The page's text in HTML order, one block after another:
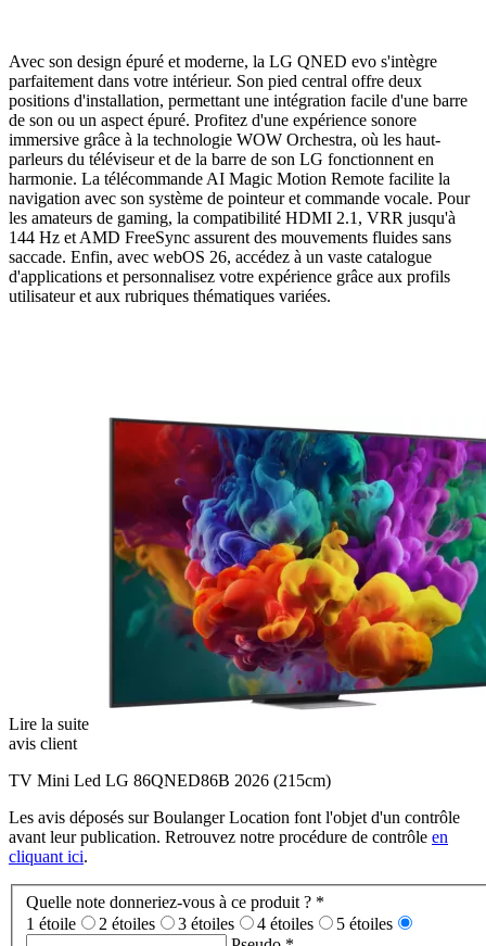
Avec son design épuré et moderne, la LG QNED evo s'intègre
parfaitement dans votre intérieur. Son pied central offre deux
positions d'installation, permettant une intégration facile d'une barre
de son ou un aspect épuré. Profitez d'une expérience sonore
immersive grâce à la technologie WOW Orchestra, où les haut-
parleurs du téléviseur et de la barre de son LG fonctionnent en
harmonie. La télécommande AI Magic Motion Remote facilite la
navigation avec son système de pointeur et commande vocale. Pour
les amateurs de gaming, la compatibilité HDMI 2.1, VRR jusqu'à
144 Hz et AMD FreeSync assurent des mouvements fluides sans
saccade. Enfin, avec webOS 26, accédez à un vaste catalogue
d'applications et personnalisez votre expérience grâce aux profils
utilisateur et aux rubriques thématiques variées.
Lire la suite
avis client
TV Mini Led LG 86QNED86B 2026 (215cm)
Les avis déposés sur Boulanger Location font l'objet d'un contrôle
avant leur publication. Retrouvez notre procédure de contrôle en
cliquant ici.
Quelle note donneriez-vous à ce produit ? *
1 étoile
2 étoiles 3 étoiles 4 étoiles
5 étoiles